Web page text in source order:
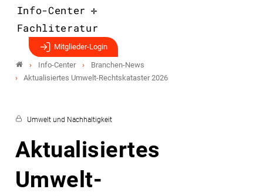
Info-Center
Fachliteratur
Mitglieder-Login
Info-Center
Branchen-News
Aktualisiertes Umwelt-Rechtskataster 2026
Umwelt und Nachhaltigkeit
Aktualisiertes
Umwelt-